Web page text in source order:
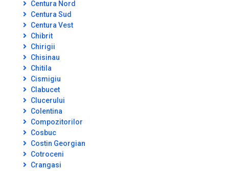
Centura Nord
Centura Sud
Centura Vest
Chibrit
Chirigii
Chisinau
Chitila
Cismigiu
Clabucet
Clucerului
Colentina
Compozitorilor
Cosbuc
Costin Georgian
Cotroceni
Crangasi